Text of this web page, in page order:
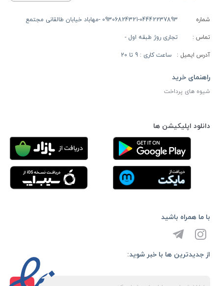
شماره
تماس :
09306824321-04442237893 -مهاباد خیابان طالقانی مجتمع
تجاری روژ طبقه اول -
آدرس ایمیل : ساعت کاری : 9 تا 20
راهنمای خرید
شیوه های پرداخت
دانلود اپلیکیشن ها
از جدیدترین ها با خبر شوید:
با ما همراه باشید